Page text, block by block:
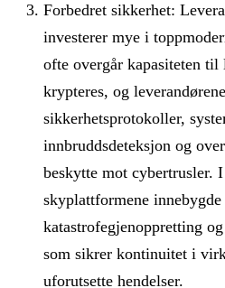
Forbedret sikkerhet:
investerer mye i
ofte overgår kapasiteten
krypteres, og
sikkerhetsprotokoller,
innbruddsdeteksjon og
beskytte mot cybertrusler.
skyplattformene
katastrofegjenoppretting
som sikrer kontinuitet i
uforutsette hendelser.